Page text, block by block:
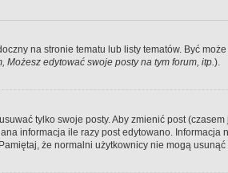
na stronie tematu lub listy tematów. Być
Możesz edytować swoje posty na tym forum, itp.).
tylko swoje posty. Aby zmienić post
informacja ile razy post edytowano.
że normalni użytkownicy nie mogą